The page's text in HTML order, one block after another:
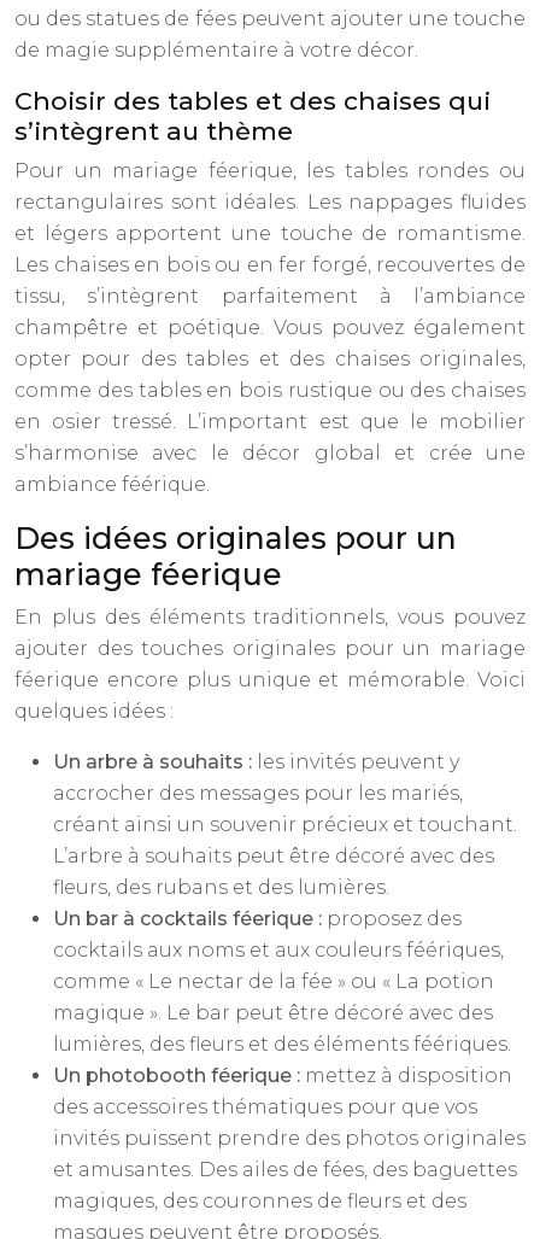
ou des statues de fées peuvent ajouter une touche
de magie supplémentaire à votre décor.
Choisir des tables et des chaises qui
s’intègrent au thème
Pour un mariage féerique, les tables rondes ou
rectangulaires sont idéales. Les nappages fluides
et légers apportent une touche de romantisme.
Les chaises en bois ou en fer forgé, recouvertes de
tissu, s’intègrent parfaitement à l’ambiance
champêtre et poétique. Vous pouvez également
opter pour des tables et des chaises originales,
comme des tables en bois rustique ou des chaises
en osier tressé. L’important est que le mobilier
s’harmonise avec le décor global et crée une
ambiance féérique.
Des idées originales pour un
mariage féerique
En plus des éléments traditionnels, vous pouvez
ajouter des touches originales pour un mariage
féerique encore plus unique et mémorable. Voici
quelques idées :
Un arbre à souhaits : les invités peuvent y
accrocher des messages pour les mariés,
créant ainsi un souvenir précieux et touchant.
L’arbre à souhaits peut être décoré avec des
fleurs, des rubans et des lumières.
Un bar à cocktails féerique : proposez des
cocktails aux noms et aux couleurs féériques,
comme « Le nectar de la fée » ou « La potion
magique ». Le bar peut être décoré avec des
lumières, des fleurs et des éléments féériques.
Un photobooth féerique : mettez à disposition
des accessoires thématiques pour que vos
invités puissent prendre des photos originales
et amusantes. Des ailes de fées, des baguettes
magiques, des couronnes de fleurs et des
masques peuvent être proposés.